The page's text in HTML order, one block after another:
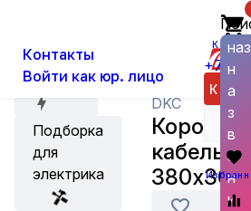
Контакты
Войти как юр. лицо
+7 н
а
з
в
а
н
и
Акции
Подборка
для
электрика
DKC
Коробка